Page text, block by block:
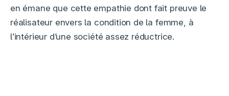
en émane que cette empathie dont fait preuve le
réalisateur envers la condition de la femme, à
l’intérieur d’une société assez réductrice.